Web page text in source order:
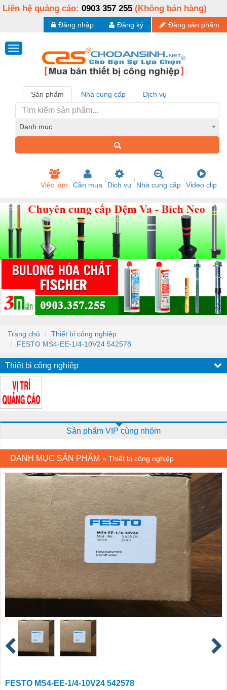
Liên hệ quảng cáo: 0903 357 255 (Không bán hàng)
Đăng sản phẩm
Đăng ký
Đăng nhập
Sản phẩm Nhà cung cấp Dịch vụ
Danh mục
Việc làm Cần mua Dịch vụ Nhà cung cấp Video clip
Trang chủ
Thiết bị công nghiệp
FESTO MS4-EE-1/4-10V24 542578
Thiết bị công nghiệp
Sản phẩm VIP cùng nhóm
DANH MỤC SẢN PHẨM » Thiết bị công nghiệp
FESTO MS4-EE-1/4-10V24 542578